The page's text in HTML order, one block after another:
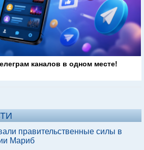
каналов в одном месте!
правительственные силы в
Мариб